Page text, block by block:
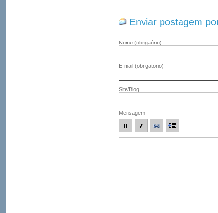
Enviar postagem
Nome (obrigaório)
E-mail (obrigatório)
Site/Blog
Mensagem